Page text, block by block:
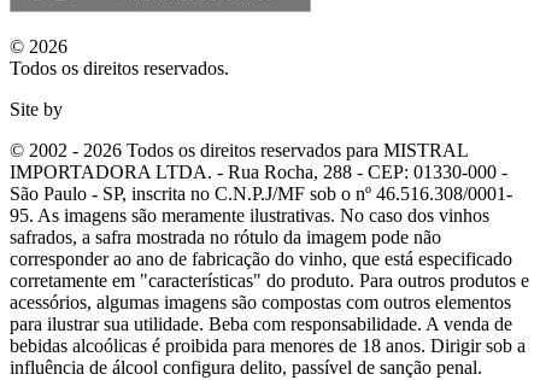
© 2026
Todos os direitos reservados.
Site by
© 2002 - 2026 Todos os direitos reservados para MISTRAL
IMPORTADORA LTDA. - Rua Rocha, 288 - CEP: 01330-000 -
São Paulo - SP, inscrita no C.N.P.J/MF sob o nº 46.516.308/0001-
95. As imagens são meramente ilustrativas. No caso dos vinhos
safrados, a safra mostrada no rótulo da imagem pode não
corresponder ao ano de fabricação do vinho, que está especificado
corretamente em "características" do produto. Para outros produtos e
acessórios, algumas imagens são compostas com outros elementos
para ilustrar sua utilidade. Beba com responsabilidade. A venda de
bebidas alcoólicas é proibida para menores de 18 anos. Dirigir sob a
influência de álcool configura delito, passível de sanção penal.